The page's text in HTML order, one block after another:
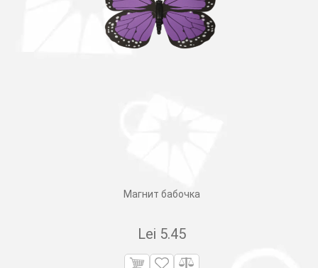
Магнит бабочка
Lei 5.45